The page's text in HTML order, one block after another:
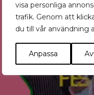
visa personliga
trafik. Genom att
du till vår användning
Anpassa